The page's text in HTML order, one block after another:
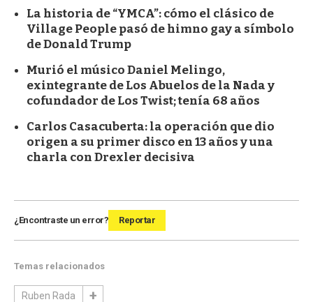
La historia de “YMCA”: cómo el clásico de
Village People pasó de himno gay a símbolo
de Donald Trump
Murió el músico Daniel Melingo,
exintegrante de Los Abuelos de la Nada y
cofundador de Los Twist; tenía 68 años
Carlos Casacuberta: la operación que dio
origen a su primer disco en 13 años y una
charla con Drexler decisiva
¿Encontraste un error? Reportar
Temas relacionados
Ruben Rada